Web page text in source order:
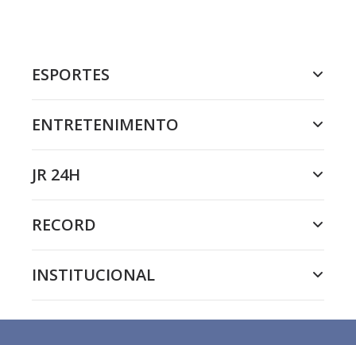
ESPORTES
ENTRETENIMENTO
JR 24H
RECORD
INSTITUCIONAL